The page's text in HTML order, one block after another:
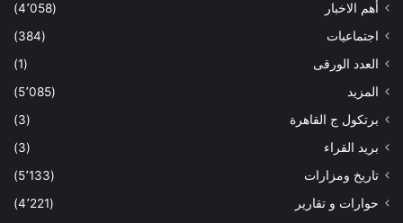
أهم الاخبار
(4٬058)
اجتماعيات
(384)
العدد الورقى
(1)
المزيد
(5٬085)
برتكول ج القاهرة
(3)
بريد القراء
(3)
تاريخ ومزارات
(5٬133)
حوارات و تقارير
(4٬221)